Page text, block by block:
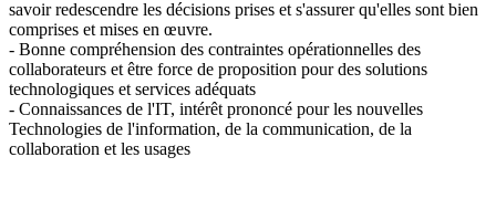
savoir redescendre les décisions prises et s'assurer qu'elles sont bien
comprises et mises en œuvre.
- Bonne compréhension des contraintes opérationnelles des
collaborateurs et être force de proposition pour des solutions
technologiques et services adéquats
- Connaissances de l'IT, intérêt prononcé pour les nouvelles
Technologies de l'information, de la communication, de la
collaboration et les usages